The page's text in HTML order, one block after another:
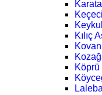
Kılıç
Köprü